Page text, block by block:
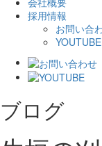
採用情報
お問い合
YOUTUBE
ブログ